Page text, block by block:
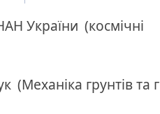
України (космічні
(Механіка грунтів та